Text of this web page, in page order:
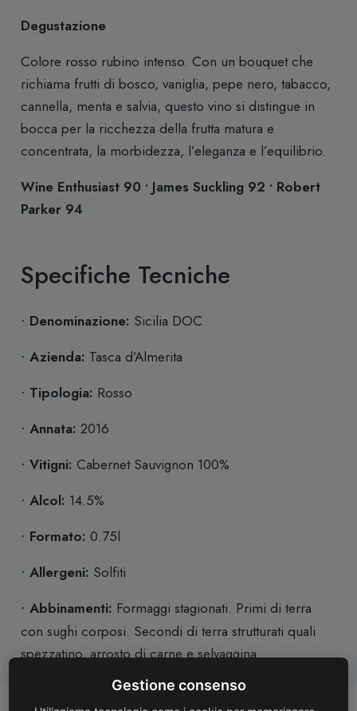
Degustazione
Colore rosso rubino intenso. Con un bouquet che
richiama frutti di bosco, vaniglia, pepe nero, tabacco,
cannella, menta e salvia, questo vino si distingue in
bocca per la ricchezza della frutta matura e
concentrata, la morbidezza, l’eleganza e l’equilibrio.
Wine Enthusiast 90 • James Suckling 92 • Robert
Parker 94
Specifiche Tecniche
· Denominazione: Sicilia DOC
· Azienda: Tasca d’Almerita
· Tipologia: Rosso
· Annata: 2016
· Vitigni: Cabernet Sauvignon 100%
· Alcol: 14.5%
· Formato: 0.75l
· Allergeni: Solfiti
· Abbinamenti: Formaggi stagionati. Primi di terra
con sughi corposi. Secondi di terra strutturati quali
spezzatino, arrosto di carne e selvaggina.
Gestione consenso